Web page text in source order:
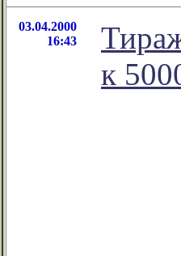
03.04.2000
16:43
к